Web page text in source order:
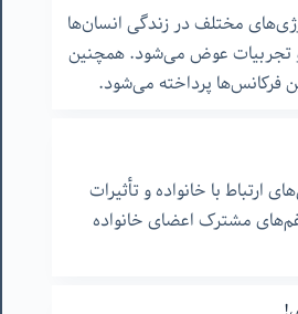
مختلف در زندگی انسان‌ها
و تجربیات عوض می‌شود. همچنین
فرکانس‌ها پرداخته می‌شود.
ارتباط با خانواده و تأثیرات
مشترک اعضای خانواده